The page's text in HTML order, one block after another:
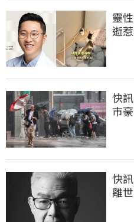
靈
逝
快
市
快
離